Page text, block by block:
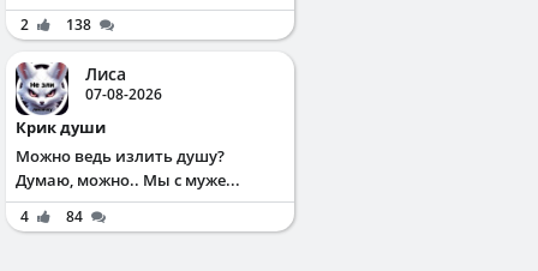
2 138
Лиса
07-08-2026
Крик души
Можно ведь излить душу?
Думаю, можно.. Мы с муже...
4 84